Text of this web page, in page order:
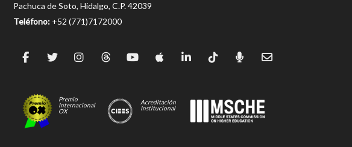
Pachuca de Soto, Hidalgo, C.P. 42039
Teléfono: +52 (771)7172000
Premio
Internacional
OX
Acreditación
Institucional